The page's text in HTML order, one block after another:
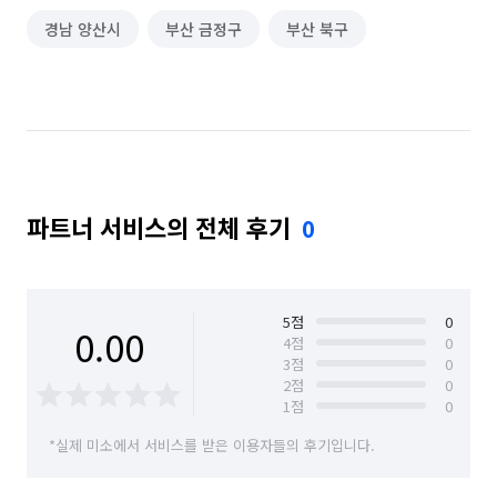
경남 양산시 부산 금정구 부산 북구
파트너 서비스의 전체 후기 0
0.00 5점
0
4점
0
3점
0
2점
0
1점
0
*실제 미소에서 서비스를 받은 이용자들의 후기입니다.